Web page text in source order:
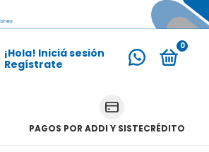
¡Hola! Iniciá sesión 0
PAGOS POR ADDI Y SISTECRÉDITO